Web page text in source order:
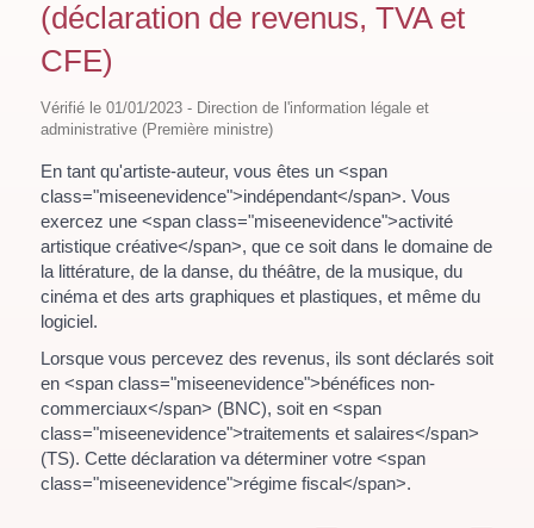
(déclaration de revenus, TVA et
CFE)
Vérifié le 01/01/2023 - Direction de l'information légale et
administrative (Première ministre)
En tant qu'artiste-auteur, vous êtes un <span
class="miseenevidence">indépendant</span>. Vous
exercez une <span class="miseenevidence">activité
artistique créative</span>, que ce soit dans le domaine de
la littérature, de la danse, du théâtre, de la musique, du
cinéma et des arts graphiques et plastiques, et même du
logiciel.
Lorsque vous percevez des revenus, ils sont déclarés soit
en <span class="miseenevidence">bénéfices non-
commerciaux</span> (BNC), soit en <span
class="miseenevidence">traitements et salaires</span>
(TS). Cette déclaration va déterminer votre <span
class="miseenevidence">régime fiscal</span>.